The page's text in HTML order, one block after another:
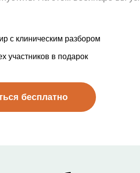
бесплатно
участников в подарок
с клиническим разбором